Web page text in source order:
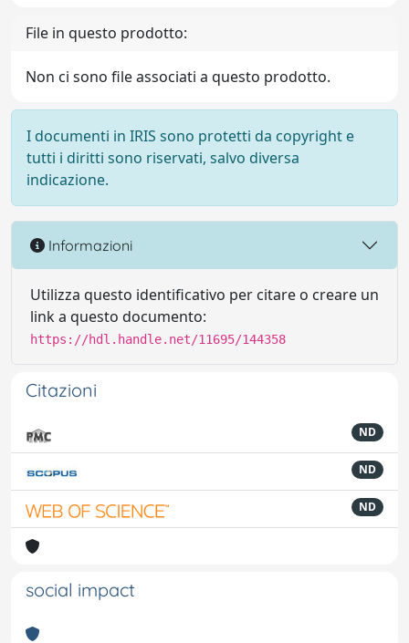
File in questo prodotto:
Non ci sono file associati a questo prodotto.
I documenti in IRIS sono protetti da copyright e
tutti i diritti sono riservati, salvo diversa
indicazione.
Informazioni
Utilizza questo identificativo per citare o creare un
link a questo documento:
https://hdl.handle.net/11695/144358
Citazioni
ND
ND
ND
social impact